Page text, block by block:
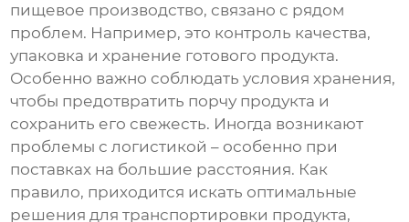
пищевое производство, связано с рядом
проблем. Например, это контроль качества,
упаковка и хранение готового продукта.
Особенно важно соблюдать условия хранения,
чтобы предотвратить порчу продукта и
сохранить его свежесть. Иногда возникают
проблемы с логистикой – особенно при
поставках на большие расстояния. Как
правило, приходится искать оптимальные
решения для транспортировки продукта,